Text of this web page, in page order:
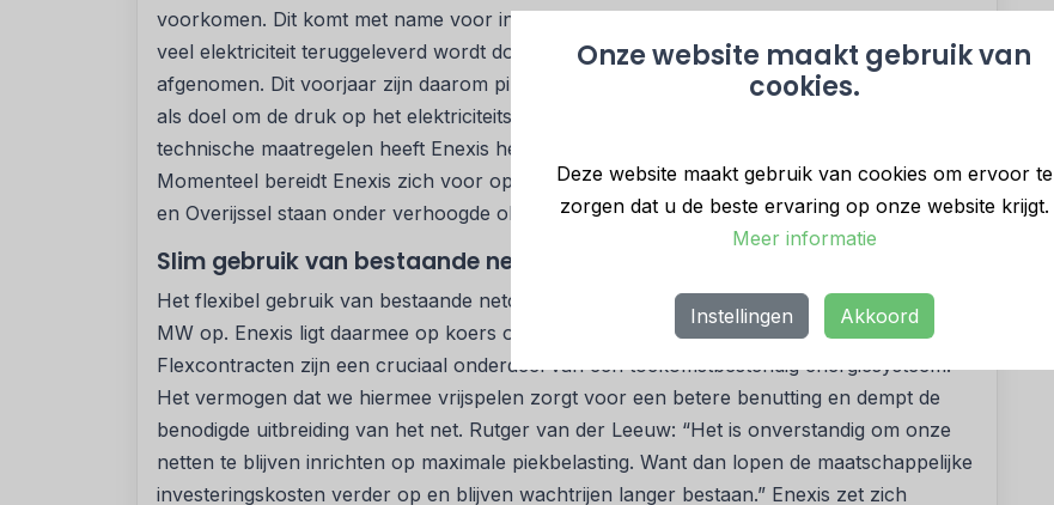
Onze website maakt gebruik van
cookies.
Deze website maakt gebruik van cookies om ervoor te
zorgen dat u de beste ervaring op onze website krijgt.
Meer informatie
Instellingen Akkoord
voorkomen. Dit komt met name voor in het voorjaar op heel zonnige dagen, wanneer
veel elektriciteit teruggeleverd wordt door zonnepanelen en weinig elektriciteit wordt
afgenomen. Dit voorjaar zijn daarom pilots zoals Zonnedimmer en Buurtnet gestart, met
als doel om de druk op het elektriciteitsnet te verminderen. Door het nemen van
technische maatregelen heeft Enexis het afschakelen van klanten kunnen voorkomen.
Momenteel bereidt Enexis zich voor op de wintermaanden. Vijf stations in Noord-Brabant
en Overijssel staan onder verhoogde observatie.
Slim gebruik van bestaande netcapaciteit
Het flexibel gebruik van bestaande netcapaciteit leverde in de eerste helft van 2025 239
MW op. Enexis ligt daarmee op koers om de jaarlijkse doelstelling van 500 MW te behalen.
Flexcontracten zijn een cruciaal onderdeel van een toekomstbestendig energiesysteem.
Het vermogen dat we hiermee vrijspelen zorgt voor een betere benutting en dempt de
benodigde uitbreiding van het net. Rutger van der Leeuw: “Het is onverstandig om onze
netten te blijven inrichten op maximale piekbelasting. Want dan lopen de maatschappelijke
investeringskosten verder op en blijven wachtrijen langer bestaan.” Enexis zet zich